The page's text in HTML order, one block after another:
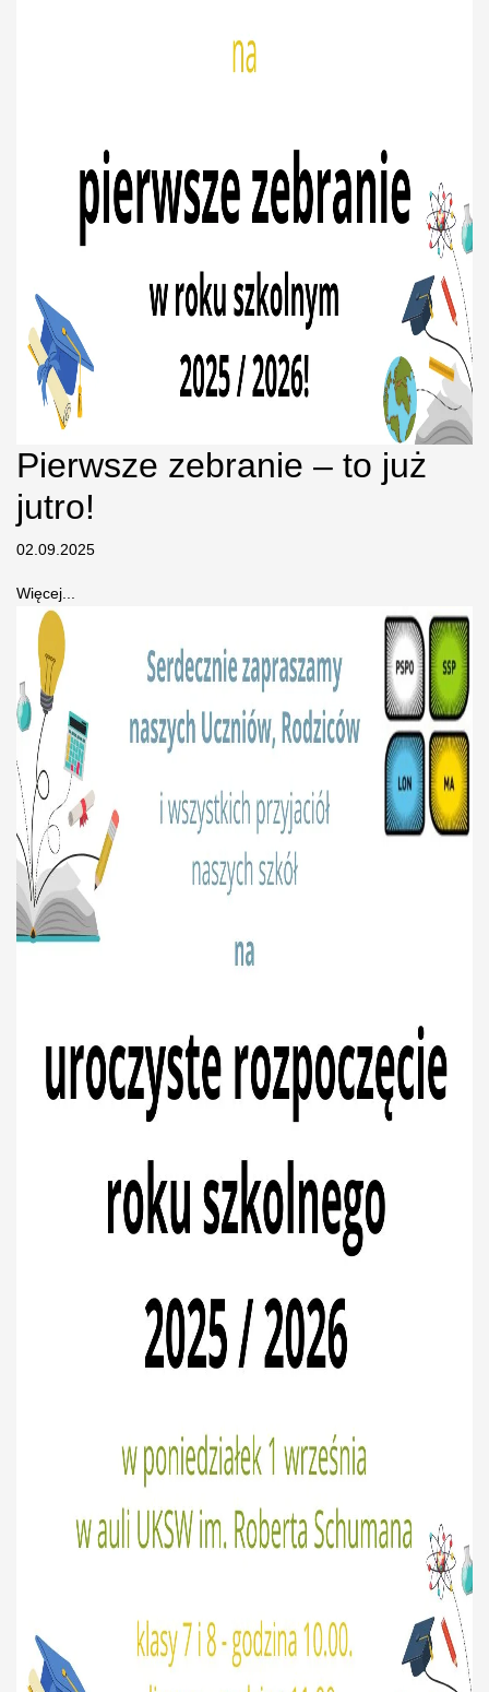
Pierwsze zebranie – to już
jutro!
02.09.2025
Więcej...